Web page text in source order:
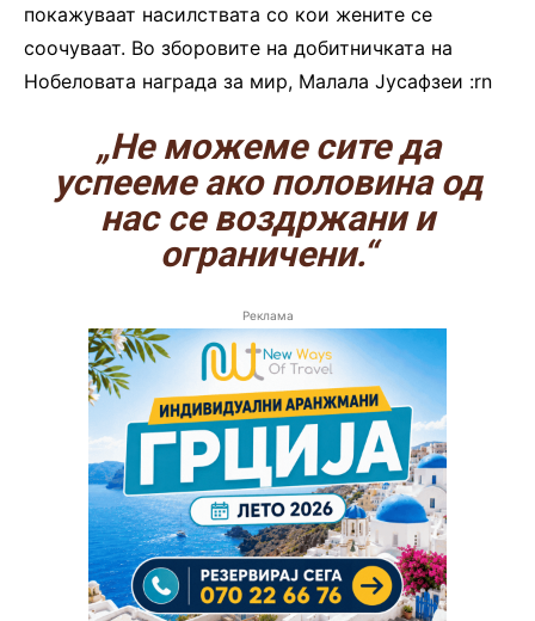
покажуваат насилствата со кои жените се
соочуваат. Во зборовите на добитничката на
Нобеловата награда за мир, Малала Јусафзеи :rn
„Не можеме сите да
успееме ако половина од
нас се воздржани и
ограничени.“
Реклама